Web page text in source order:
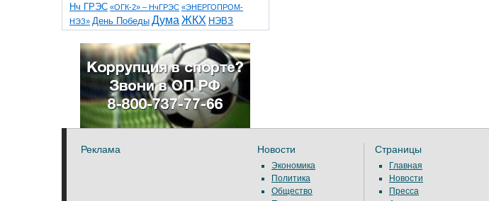
Нч ГРЭС «ОГК-2» – НчГРЭС «ЭНЕРГОПРОМ-
НЭЗ» День Победы Дума ЖКХ НЭВЗ
НчГРЭС ТНТ
благоустройствоветераны выборы
детидороги казаки коррупция космос
общественная палата парк пожар роща
спорт театр транспорт художники
Реклама Новости
Экономика
Политика
Общество
Страницы
Главная
Новости
Пресса